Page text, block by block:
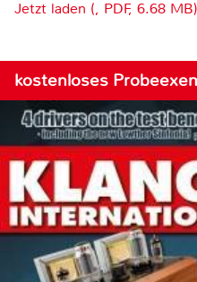
Jetzt laden (, PDF, 6.68 MB)
kostenloses